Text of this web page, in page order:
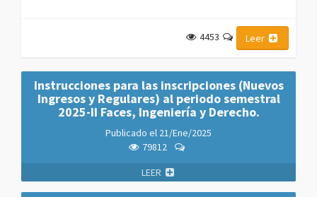
4453 Leer
Instrucciones para las inscripciones (Nuevos
Ingresos y Regulares) al periodo semestral
2025-II Faces, Ingeniería y Derecho.
Publicado el 21/Ene/2025
79812
LEER